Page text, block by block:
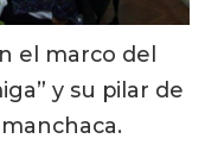
el marco del
y su pilar de